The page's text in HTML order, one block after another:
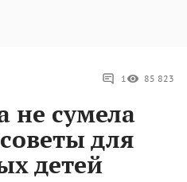
1 85 823
не сумела
для
детей